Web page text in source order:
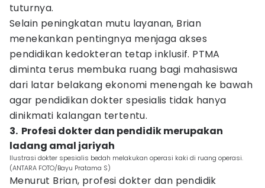
tuturnya.
Selain peningkatan mutu layanan, Brian
menekankan pentingnya menjaga akses
pendidikan kedokteran tetap inklusif. PTMA
diminta terus membuka ruang bagi mahasiswa
dari latar belakang ekonomi menengah ke bawah
agar pendidikan dokter spesialis tidak hanya
dinikmati kalangan tertentu.
3. ‎ Profesi dokter dan pendidik merupakan
ladang amal jariyah
Ilustrasi dokter spesialis bedah melakukan operasi kaki di ruang operasi.
(ANTARA FOTO/Bayu Pratama S)
Menurut Brian, profesi dokter dan pendidik